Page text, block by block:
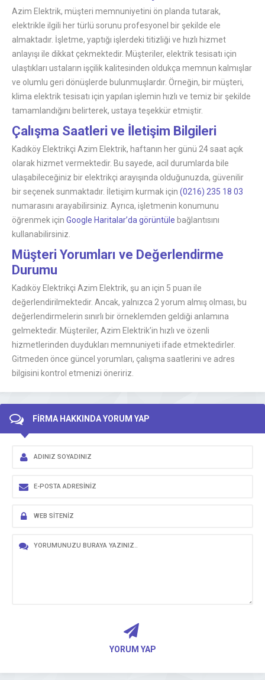
Azim Elektrik, müşteri memnuniyetini ön planda tutarak,
elektrikle ilgili her türlü sorunu profesyonel bir şekilde ele
almaktadır. İşletme, yaptığı işlerdeki titizliği ve hızlı hizmet
anlayışı ile dikkat çekmektedir. Müşteriler, elektrik tesisatı için
ulaştıkları ustaların işçilik kalitesinden oldukça memnun kalmışlar
ve olumlu geri dönüşlerde bulunmuşlardır. Örneğin, bir müşteri,
klima elektrik tesisatı için yapılan işlemin hızlı ve temiz bir şekilde
tamamlandığını belirterek, ustaya teşekkür etmiştir.
Çalışma Saatleri ve İletişim Bilgileri
Kadıköy Elektrikçi Azim Elektrik, haftanın her günü 24 saat açık
olarak hizmet vermektedir. Bu sayede, acil durumlarda bile
ulaşabileceğiniz bir elektrikçi arayışında olduğunuzda, güvenilir
bir seçenek sunmaktadır. İletişim kurmak için (0216) 235 18 03
numarasını arayabilirsiniz. Ayrıca, işletmenin konumunu
öğrenmek için Google Haritalar’da görüntüle bağlantısını
kullanabilirsiniz.
Müşteri Yorumları ve Değerlendirme
Durumu
Kadıköy Elektrikçi Azim Elektrik, şu an için 5 puan ile
değerlendirilmektedir. Ancak, yalnızca 2 yorum almış olması, bu
değerlendirmelerin sınırlı bir örneklemden geldiği anlamına
gelmektedir. Müşteriler, Azim Elektrik’in hızlı ve özenli
hizmetlerinden duydukları memnuniyeti ifade etmektedirler.
Gitmeden önce güncel yorumları, çalışma saatlerini ve adres
bilgisini kontrol etmenizi öneririz.
FİRMA HAKKINDA YORUM YAP
YORUM YAP